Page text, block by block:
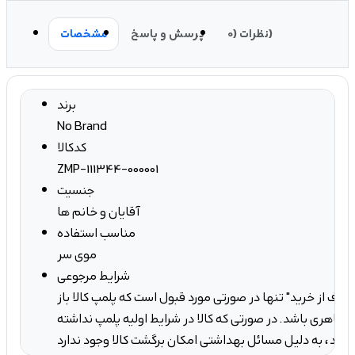
مشخصات پرسش و پاسخ نظرات (0)
برند
No Brand
کدکالا
ZMP-111344-000001
جنسیت
آقایان و خانم ها
مناسب استفاده
موی سر
شرایط مرجوعی
از خرید" تنها در صورتی مورد قبول است که پلمپ کالا باز
ظاهری باشد. در صورتی که کالا در شرایط اولیه پلمپ نداشته